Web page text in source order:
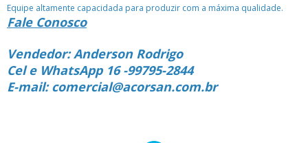
Equipe altamente capacidada para produzir com a máxima qualidade.
Fale Conosco
Vendedor: Anderson Rodrigo
Cel e WhatsApp 16 -99795-2844
E-mail: comercial@acorsan.com.br